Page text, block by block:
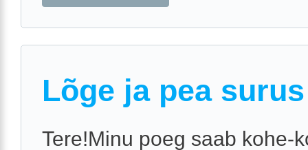
Lõge ja pea surus
Tere!Minu poeg saab kohe-